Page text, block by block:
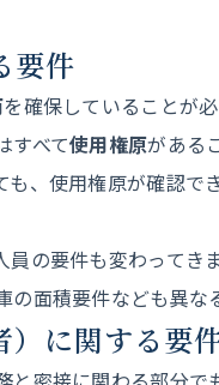
要件
を確保していることが
すべて使用権原がある
、使用権原が確認で
の要件も変わってき
面積要件なども異な
）に関する要